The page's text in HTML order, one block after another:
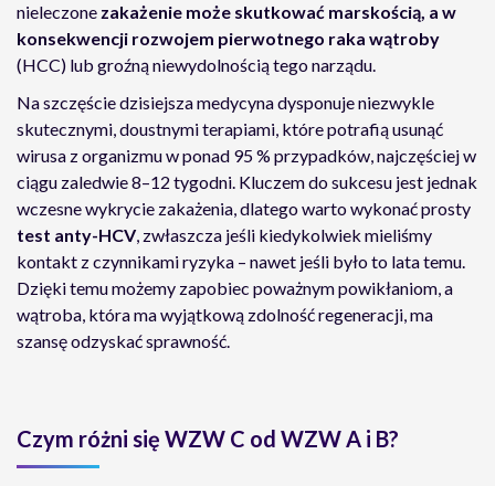
nieleczone zakażenie może skutkować marskością, a w
konsekwencji rozwojem pierwotnego raka wątroby
(HCC) lub groźną niewydolnością tego narządu.
Na szczęście dzisiejsza medycyna dysponuje niezwykle
skutecznymi, doustnymi terapiami, które potrafią usunąć
wirusa z organizmu w ponad 95 % przypadków, najczęściej w
ciągu zaledwie 8–12 tygodni. Kluczem do sukcesu jest jednak
wczesne wykrycie zakażenia, dlatego warto wykonać prosty
test anty-HCV, zwłaszcza jeśli kiedykolwiek mieliśmy
kontakt z czynnikami ryzyka – nawet jeśli było to lata temu.
Dzięki temu możemy zapobiec poważnym powikłaniom, a
wątroba, która ma wyjątkową zdolność regeneracji, ma
szansę odzyskać sprawność.
Czym różni się WZW C od WZW A i B?